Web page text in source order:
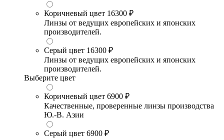
Коричневый цвет 16300 ₽
Линзы от ведущих европейских и японских
производителей.
Серый цвет 16300 ₽
Линзы от ведущих европейских и японских
производителей.
Выберите цвет
Коричневый цвет 6900 ₽
Качественные, проверенные линзы производства
Ю.-В. Азии
Серый цвет 6900 ₽